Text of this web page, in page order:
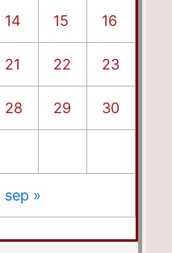
14 15 16
21 22 23
28 29 30
sep »